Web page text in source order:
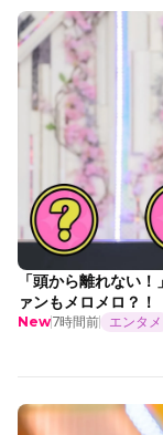
「頭から離れない
ァンもメロメロ？
New7時間前 エンタメ